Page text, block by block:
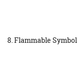
8. Flammable Symbol